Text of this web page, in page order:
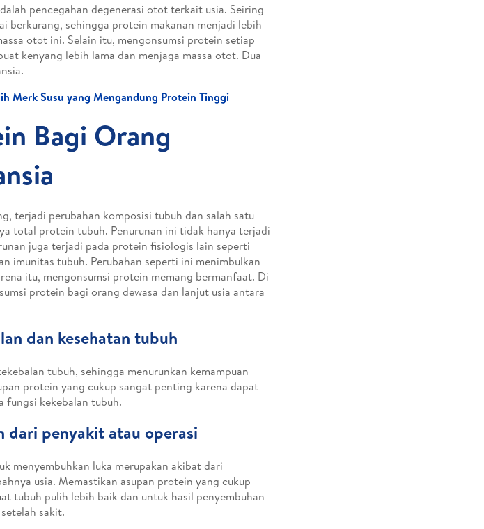
pencegahan degenerasi otot terkait usia. Seiring
berkurang, sehingga protein makanan menjadi lebih
otot ini. Selain itu, mengonsumsi protein setiap
kenyang lebih lama dan menjaga massa otot. Dua
Merk Susu yang Mengandung Protein Tinggi
Bagi Orang
terjadi perubahan komposisi tubuh dan salah satu
total protein tubuh. Penurunan ini tidak hanya terjadi
juga terjadi pada protein fisiologis lain seperti
imunitas tubuh. Perubahan seperti ini menimbulkan
itu, mengonsumsi protein memang bermanfaat. Di
protein bagi orang dewasa dan lanjut usia antara
dan kesehatan tubuh
tubuh, sehingga menurunkan kemampuan
protein yang cukup sangat penting karena dapat
fungsi kekebalan tubuh.
dari penyakit atau operasi
menyembuhkan luka merupakan akibat dari
usia. Memastikan asupan protein yang cukup
tubuh pulih lebih baik dan untuk hasil penyembuhan
sakit.